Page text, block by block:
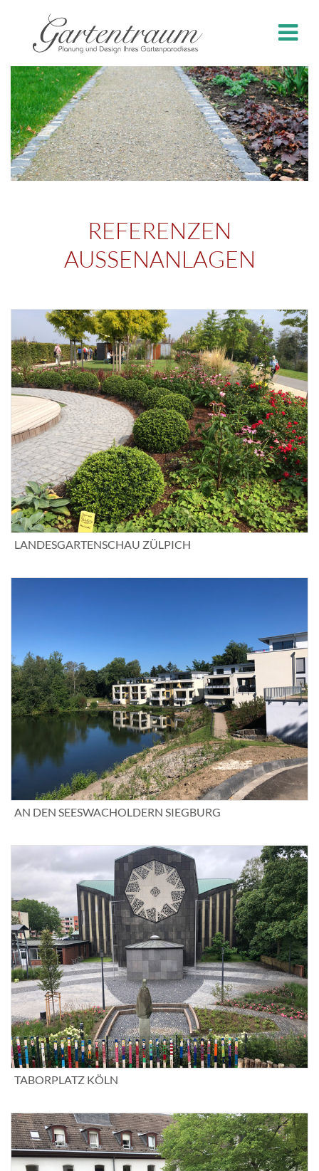
REFERENZEN
AUSSENANLAGEN
LANDESGARTENSCHAU ZÜLPICH
AN DEN SEESWACHOLDERN SIEGBURG
TABORPLATZ KÖLN